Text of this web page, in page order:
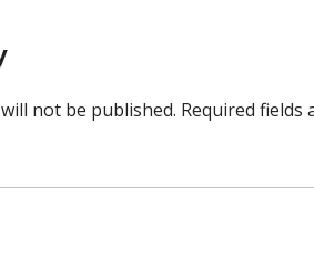
not be published. Required fields